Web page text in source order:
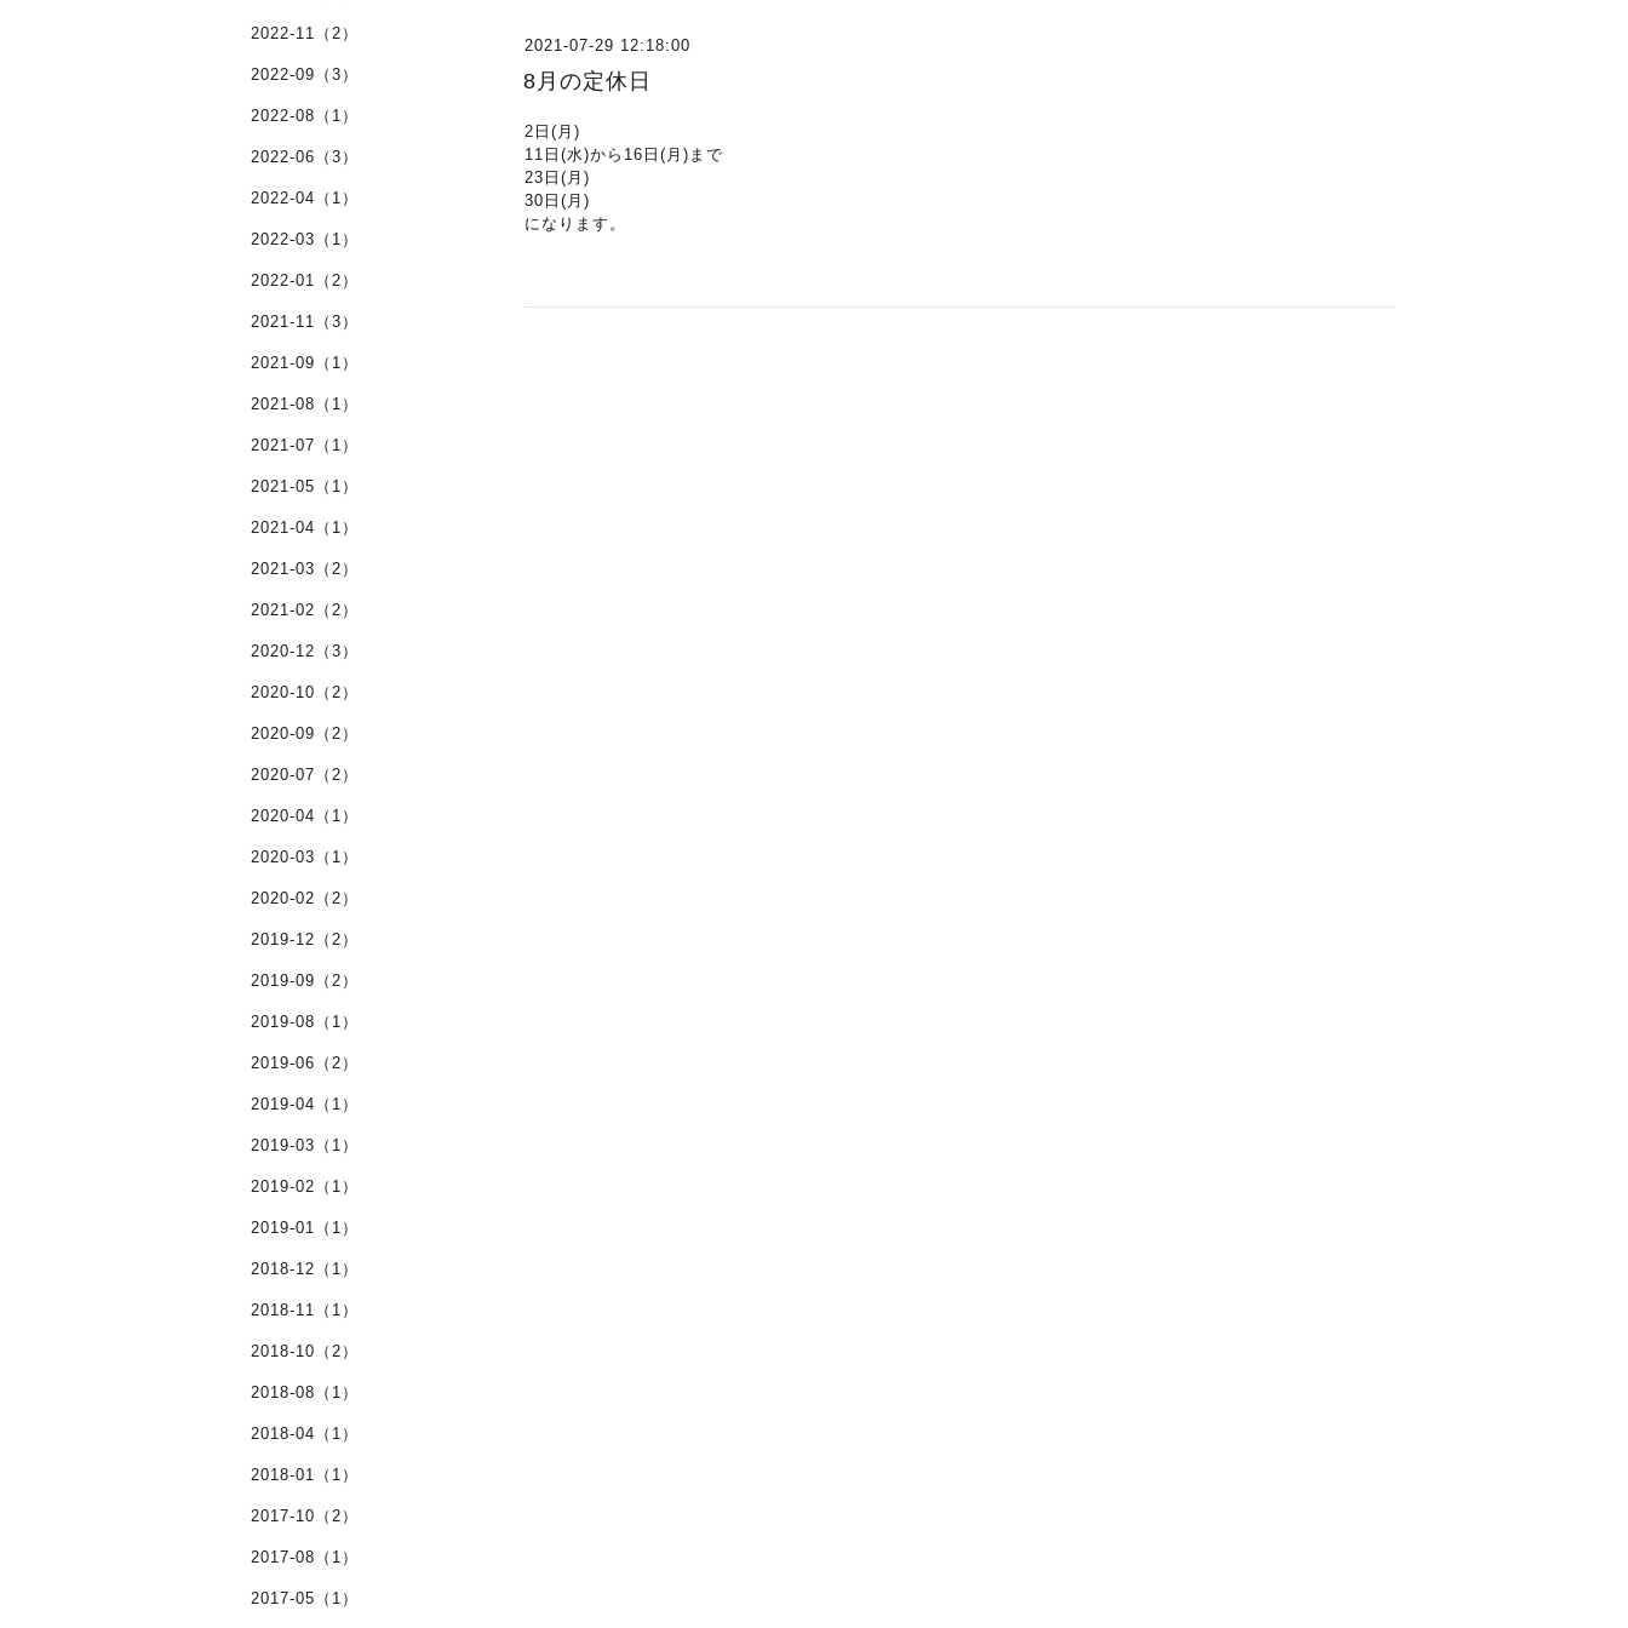
2021-07-29 12:18:00
8月の定休日
2日(月)
11日(水)から16日(月)まで
23日(月)
30日(月)
になります。
2022-11（2）
2022-09（3）
2022-08（1）
2022-06（3）
2022-04（1）
2022-03（1）
2022-01（2）
2021-11（3）
2021-09（1）
2021-08（1）
2021-07（1）
2021-05（1）
2021-04（1）
2021-03（2）
2021-02（2）
2020-12（3）
2020-10（2）
2020-09（2）
2020-07（2）
2020-04（1）
2020-03（1）
2020-02（2）
2019-12（2）
2019-09（2）
2019-08（1）
2019-06（2）
2019-04（1）
2019-03（1）
2019-02（1）
2019-01（1）
2018-12（1）
2018-11（1）
2018-10（2）
2018-08（1）
2018-04（1）
2018-01（1）
2017-10（2）
2017-08（1）
2017-05（1）